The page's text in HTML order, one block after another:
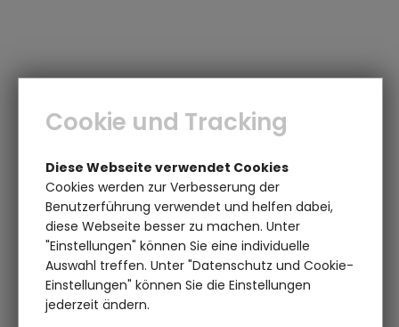
Cookie und Tracking
Diese Webseite verwendet Cookies
Cookies werden zur Verbesserung der
Benutzerführung verwendet und helfen dabei,
diese Webseite besser zu machen. Unter
"Einstellungen" können Sie eine individuelle
Auswahl treffen. Unter "Datenschutz und Cookie-
Einstellungen" können Sie die Einstellungen
jederzeit ändern.